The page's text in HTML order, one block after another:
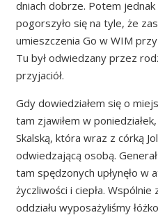
dniach dobrze. Potem jednak
pogorszyło się na tyle, że
umieszczenia Go w WIM
Tu był odwiedzany przez
przyjaciół.
Gdy dowiedziałem się o
tam zjawiłem w
Skalską, która wraz z córką
odwiedzającą osobą.
tam spędzonych upłynęło w
życzliwości i ciepła.
oddziału wyposażyliśmy